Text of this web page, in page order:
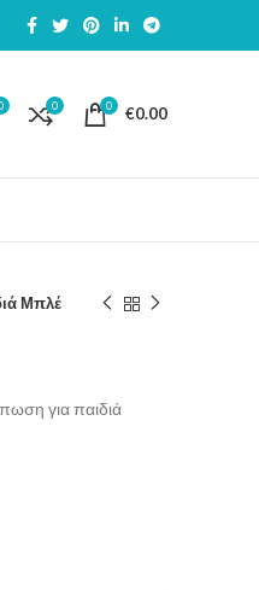
0 0 €0.00
Μπλέ
για παιδιά